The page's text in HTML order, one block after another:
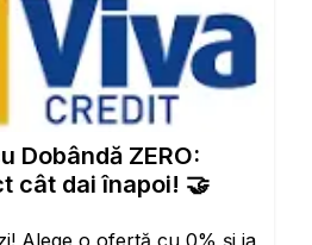
Başkalarının Finansal
Yıllardır
adil olmayan bir durum
düzenli ödeyenlerle
faiz yükünü
günümüzde teknoloji […]
Dobândă ZERO:
cât dai înapoi! 🤝